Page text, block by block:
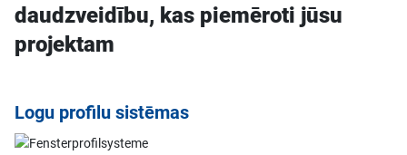
daudzveidību, kas piemēroti jūsu
projektam
Logu profilu sistēmas